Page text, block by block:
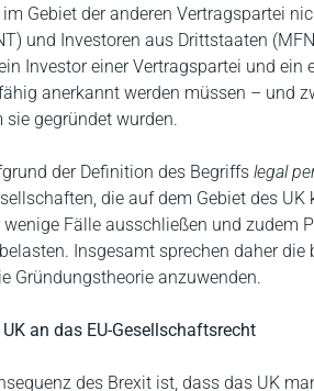
Gebiet der anderen Vertragspartei
und Investoren aus Drittstaaten
Investor einer Vertragspartei und ein
anerkannt werden müssen – und
gegründet wurden.
der Definition des Begriffs legal
die auf dem Gebiet des UK
wenige Fälle ausschließen und zudem
Insgesamt sprechen daher
Gründungstheorie anzuwenden.
an das EU-Gesellschaftsrecht
des Brexit ist, dass das UK